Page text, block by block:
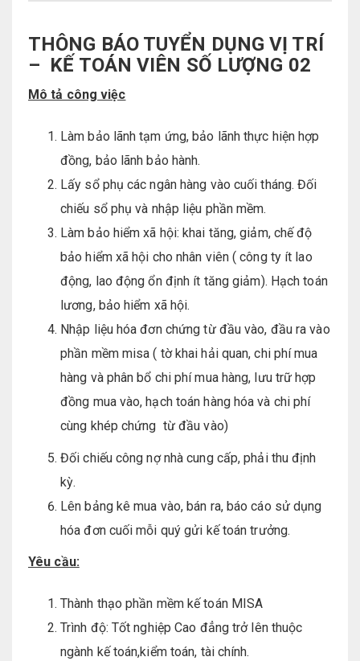
THÔNG BÁO TUYỂN DỤNGVỊ TRÍ
– KẾ TOÁN VIÊN SỐ LƯỢNG 02
Mô tả công việc
Làm bảo lãnh tạm ứng, bảo lãnh thực hiện hợp
đồng, bảo lãnh bảo hành.
Lấy sổ phụ các ngân hàng vào cuối tháng. Đối
chiếu sổ phụ và nhập liệu phần mềm.
Làm bảo hiểm xã hội: khai tăng, giảm, chế độ
bảo hiểm xã hội cho nhân viên ( công ty ít lao
động, lao động ổn định ít tăng giảm). Hạch toán
lương, bảo hiểm xã hội.
Nhập liệu hóa đơn chứng từ đầu vào, đầu ra vào
phần mềm misa ( tờ khai hải quan, chi phí mua
hàng và phân bổ chi phí mua hàng, lưu trữ hợp
đồng mua vào, hạch toán hàng hóa và chi phí
cùng khép chứng từ đầu vào)
Đối chiếu công nợ nhà cung cấp, phải thu định
kỳ.
Lên bảng kê mua vào, bán ra, báo cáo sử dụng
hóa đơn cuối mỗi quý gửi kế toán trưởng.
Yêu cầu:
Thành thạo phần mềm kế toán MISA
Trình độ: Tốt nghiệp Cao đẳng trở lên thuộc
ngành kế toán,kiểm toán, tài chính.